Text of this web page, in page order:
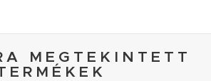
MEGTEKINTETT